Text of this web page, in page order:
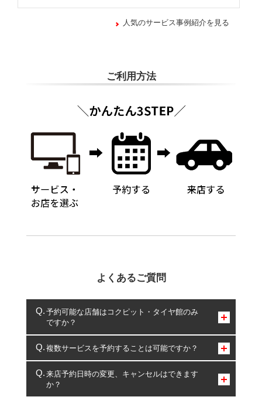
人気のサービス事例紹介を見る
ご利用方法
よくあるご質問
予約可能な店舗はコクピット・タイヤ館のみ
ですか？
コクピット・タイヤ館のみとなります。
複数サービスを予約することは可能ですか？
複数サービスのご予約は可能です。
一部の商品・サービスの組み合わせに限り、同時にご予約が
出来ないものもございます。
来店予約日時の変更、キャンセルはできます
か？